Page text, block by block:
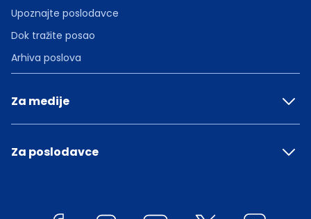
Upoznajte poslodavce
Dok tražite posao
Arhiva poslova
Za medije
Za poslodavce